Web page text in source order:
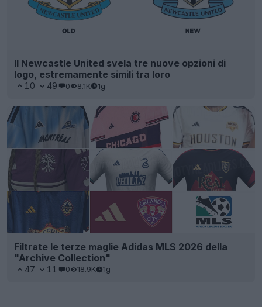
Il Newcastle United svela tre nuove opzioni di
logo, estremamente simili tra loro
10 49 0 8.1K 1g
Filtrate le terze maglie Adidas MLS 2026 della
"Archive Collection"
47 11 0 18.9K 1g